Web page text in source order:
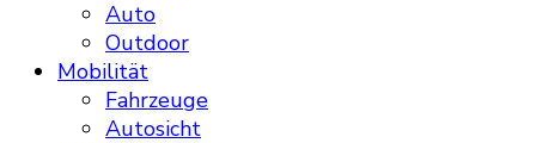
Auto
Outdoor
Mobilität
Fahrzeuge
Autosicht